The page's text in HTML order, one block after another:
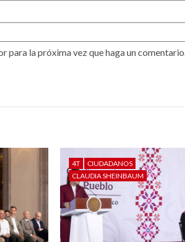
para la próxima vez que haga un
4T
CIUDADANOS
CLAUDIA SHEINBAUM